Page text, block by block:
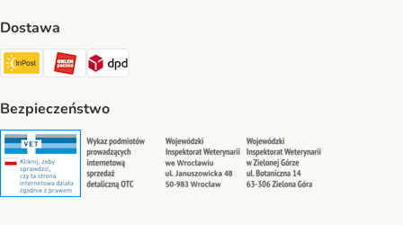
Dostawa
Paczkomat® Shipping Method
ORLEN Paczka Shipping Method
DPD Shipping Method
Bezpieczeństwo
Security Security Security